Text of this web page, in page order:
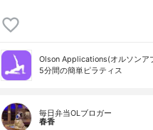
Olson Applications(オルソンア
5分間の簡単ピラティス
毎日弁当OLブロガー
春香